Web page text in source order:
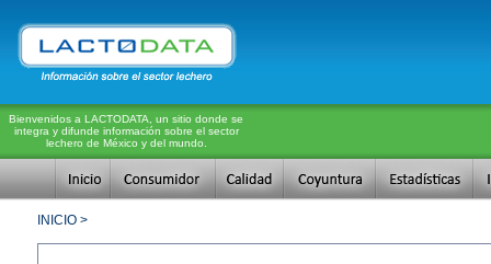
Bienvenidos a LACTODATA, un sitio donde se
integra y difunde información sobre el sector
lechero de México y del mundo.
INICIO >